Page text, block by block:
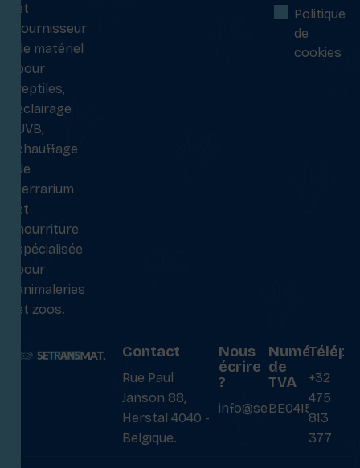
et
fournisseur
de matériel
pour
reptiles,
éclairage
UVB,
chauffage
de
terrarium
et
nourriture
spécialisée
pour
animaleries
et zoos.
Politique
de
cookies
Contact
Rue Paul
Janson 88,
Herstal 4040 -
Belgique.
Nous
écrire
?
info@setransmat.com
Numéro
de
TVA
BE0415027069
+32
475
813
377